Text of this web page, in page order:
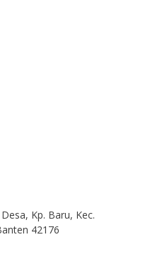
Kp. Baru, Kec.
42176